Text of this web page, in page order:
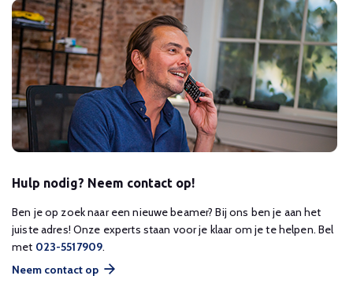
Hulp nodig? Neem contact op!
Ben je op zoek naar een nieuwe beamer? Bij ons ben je aan het
juiste adres! Onze experts staan voor je klaar om je te helpen. Bel
met 023-5517909.
Neem contact op